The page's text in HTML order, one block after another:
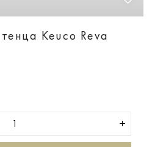
Keuco Reva